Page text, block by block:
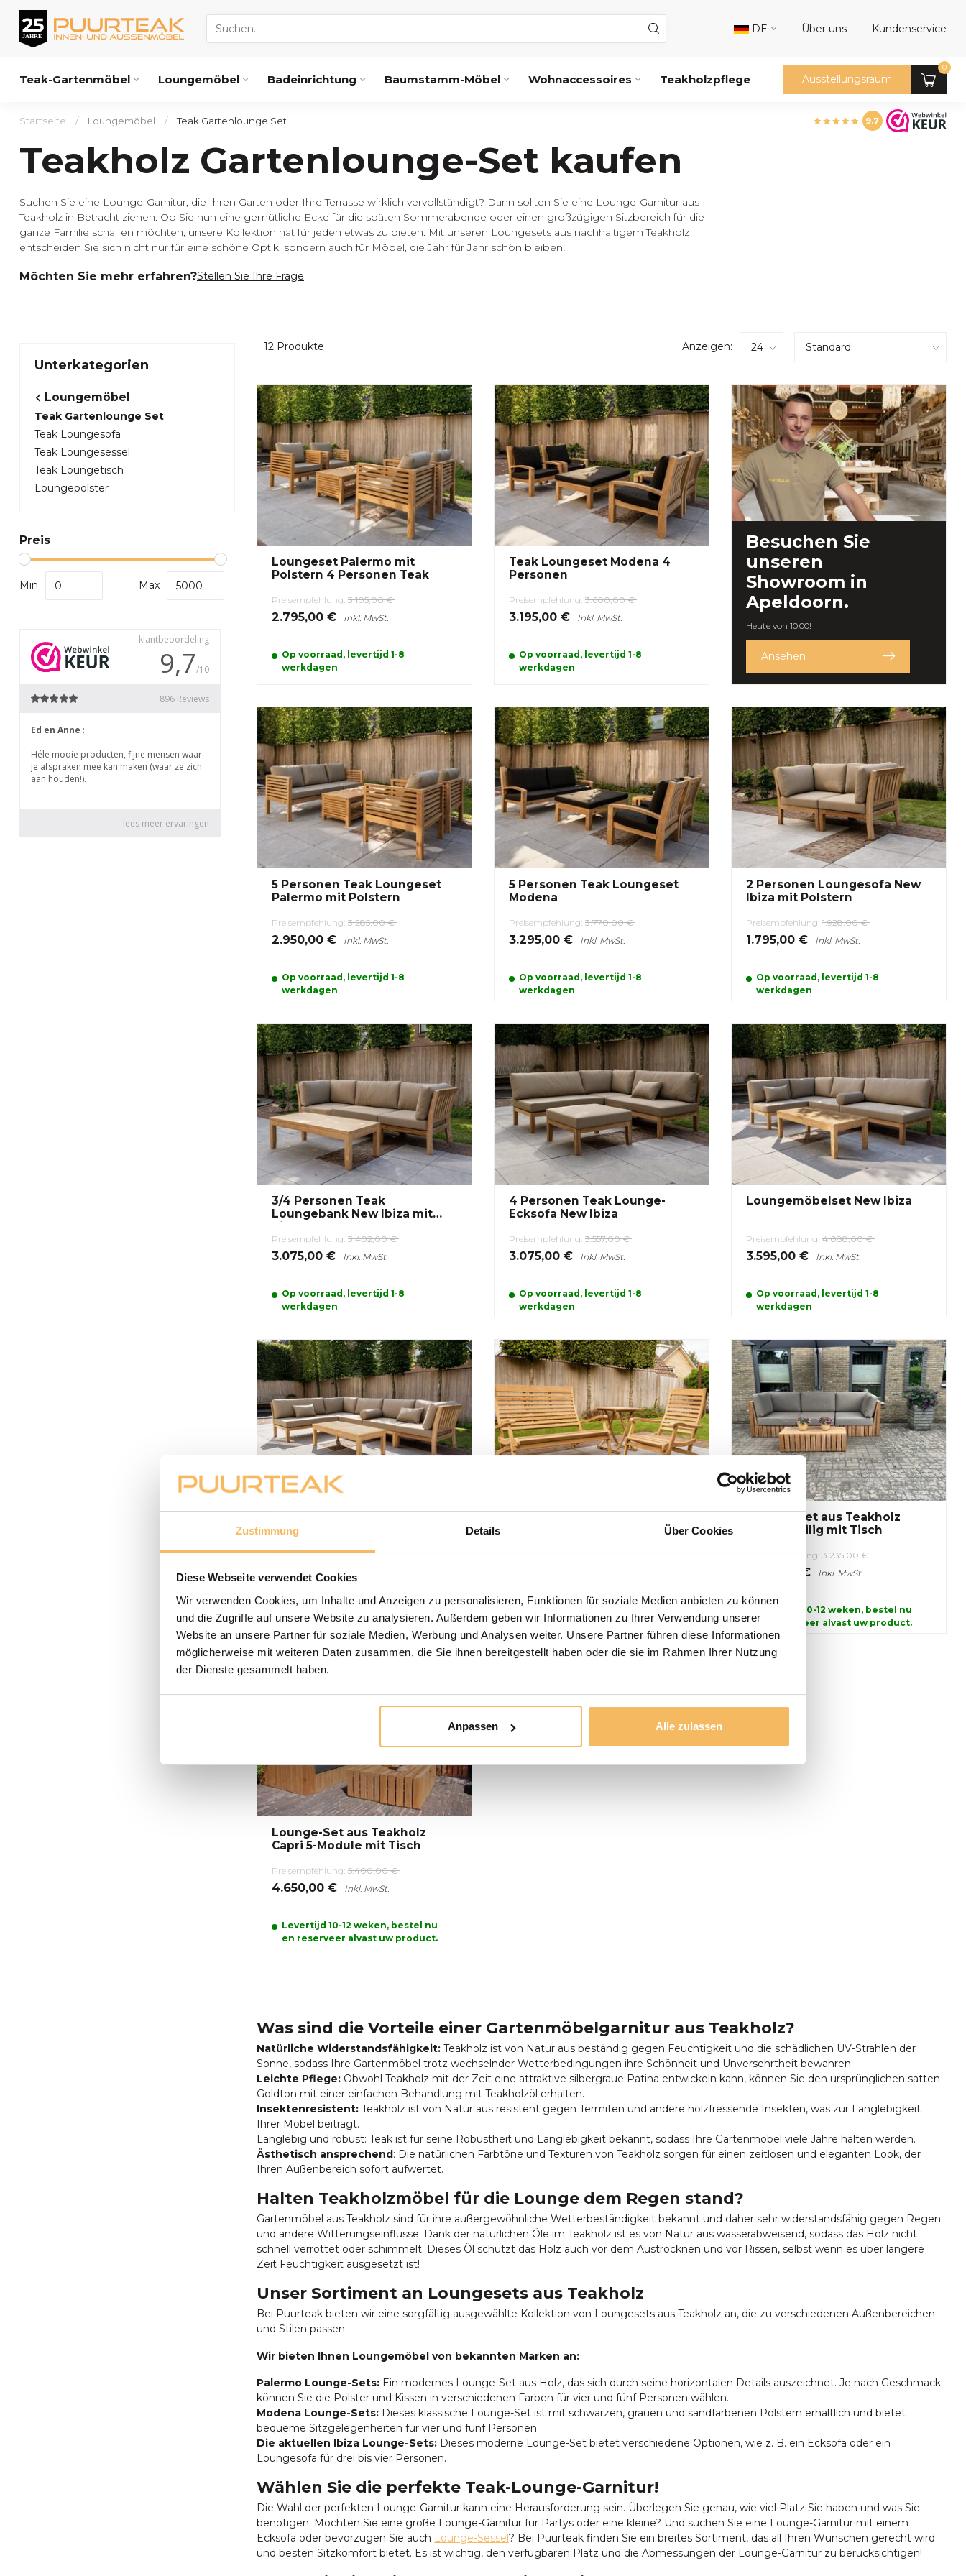
Zustimmung Details Über Cookies
Diese Webseite verwendet Cookies
Wir verwenden Cookies, um Inhalte und Anzeigen zu personalisieren, Funktionen für soziale Medien anbieten zu können
und die Zugriffe auf unsere Website zu analysieren. Außerdem geben wir Informationen zu Ihrer Verwendung unserer
Website an unsere Partner für soziale Medien, Werbung und Analysen weiter. Unsere Partner führen diese Informationen
möglicherweise mit weiteren Daten zusammen, die Sie ihnen bereitgestellt haben oder die sie im Rahmen Ihrer Nutzung
der Dienste gesammelt haben.
Anpassen Alle zulassen
DE Über uns Kundenservice
Teak-Gartenmöbel Loungemöbel Badeinrichtung Baumstamm-Möbel Wohnaccessoires Teakholzpflege Ausstellungsraum
0
Startseite / Loungemöbel / Teak Gartenlounge Set 9.7
Teakholz Gartenlounge-Set kaufen
Suchen Sie eine Lounge-Garnitur, die Ihren Garten oder Ihre Terrasse wirklich vervollständigt? Dann sollten Sie eine Lounge-Garnitur aus
Teakholz in Betracht ziehen. Ob Sie nun eine gemütliche Ecke für die späten Sommerabende oder einen großzügigen Sitzbereich für die
ganze Familie schaffen möchten, unsere Kollektion hat für jeden etwas zu bieten. Mit unseren Loungesets aus nachhaltigem Teakholz
entscheiden Sie sich nicht nur für eine schöne Optik, sondern auch für Möbel, die Jahr für Jahr schön bleiben!
Möchten Sie mehr erfahren?Stellen Sie Ihre Frage
Unterkategorien
Loungemöbel
Teak Gartenlounge Set
Teak Loungesofa
Teak Loungesessel
Teak Loungetisch
Loungepolster
Preis
Min Max
12 Produkte Anzeigen:
Loungeset Palermo mit
Polstern 4 Personen Teak
Preisempfehlung: 3.105,00 €
2.795,00 € Inkl. MwSt.
Op voorraad, levertijd 1-8
werkdagen
Teak Loungeset Modena 4
Personen
Preisempfehlung: 3.600,00 €
3.195,00 € Inkl. MwSt.
Op voorraad, levertijd 1-8
werkdagen
Besuchen Sie
unseren
Showroom in
Apeldoorn.
Heute von 10:00!
Ansehen
5 Personen Teak Loungeset
Palermo mit Polstern
Preisempfehlung: 3.285,00 €
2.950,00 € Inkl. MwSt.
Op voorraad, levertijd 1-8
werkdagen
5 Personen Teak Loungeset
Modena
Preisempfehlung: 3.770,00 €
3.295,00 € Inkl. MwSt.
Op voorraad, levertijd 1-8
werkdagen
2 Personen Loungesofa New
Ibiza mit Polstern
Preisempfehlung: 1.928,00 €
1.795,00 € Inkl. MwSt.
Op voorraad, levertijd 1-8
werkdagen
3/4 Personen Teak
Loungebank New Ibiza mit
Tisch
Preisempfehlung: 3.402,00 €
3.075,00 € Inkl. MwSt.
Op voorraad, levertijd 1-8
werkdagen
4 Personen Teak Lounge-
Ecksofa New Ibiza
Preisempfehlung: 3.557,00 €
3.075,00 € Inkl. MwSt.
Op voorraad, levertijd 1-8
werkdagen
Loungemöbelset New Ibiza
Preisempfehlung: 4.088,00 €
3.595,00 € Inkl. MwSt.
Op voorraad, levertijd 1-8
werkdagen
Ecksofa New Ibiza
Preisempfehlung: 5.052,00 €
4.295,00 € Inkl. MwSt.
Op voorraad, levertijd 1-8
werkdagen
Preisempfehlung: 825,00 €
Op voorraad, levertijd 1-8
werkdagen
Lounge-Set aus Teakholz
Capri 3-teilig mit Tisch
Preisempfehlung: 3.235,00 €
2.850,00 € Inkl. MwSt.
Levertijd 10-12 weken, bestel nu
en reserveer alvast uw product.
Lounge-Set aus Teakholz
Capri 5-Module mit Tisch
Preisempfehlung: 5.400,00 €
4.650,00 € Inkl. MwSt.
Levertijd 10-12 weken, bestel nu
en reserveer alvast uw product.
Was sind die Vorteile einer Gartenmöbelgarnitur aus Teakholz?
Natürliche Widerstandsfähigkeit: Teakholz ist von Natur aus beständig gegen Feuchtigkeit und die schädlichen UV-Strahlen der
Sonne, sodass Ihre Gartenmöbel trotz wechselnder Wetterbedingungen ihre Schönheit und Unversehrtheit bewahren.
Leichte Pflege: Obwohl Teakholz mit der Zeit eine attraktive silbergraue Patina entwickeln kann, können Sie den ursprünglichen satten
Goldton mit einer einfachen Behandlung mit Teakholzöl erhalten.
Insektenresistent: Teakholz ist von Natur aus resistent gegen Termiten und andere holzfressende Insekten, was zur Langlebigkeit
Ihrer Möbel beiträgt.
Langlebig und robust: Teak ist für seine Robustheit und Langlebigkeit bekannt, sodass Ihre Gartenmöbel viele Jahre halten werden.
Ästhetisch ansprechend: Die natürlichen Farbtöne und Texturen von Teakholz sorgen für einen zeitlosen und eleganten Look, der
Ihren Außenbereich sofort aufwertet.
Halten Teakholzmöbel für die Lounge dem Regen stand?
Gartenmöbel aus Teakholz sind für ihre außergewöhnliche Wetterbeständigkeit bekannt und daher sehr widerstandsfähig gegen Regen
und andere Witterungseinflüsse. Dank der natürlichen Öle im Teakholz ist es von Natur aus wasserabweisend, sodass das Holz nicht
schnell verrottet oder schimmelt. Dieses Öl schützt das Holz auch vor dem Austrocknen und vor Rissen, selbst wenn es über längere
Zeit Feuchtigkeit ausgesetzt ist!
Unser Sortiment an Loungesets aus Teakholz
Bei Puurteak bieten wir eine sorgfältig ausgewählte Kollektion von Loungesets aus Teakholz an, die zu verschiedenen Außenbereichen
und Stilen passen.
Wir bieten Ihnen Loungemöbel von bekannten Marken an:
Palermo Lounge-Sets: Ein modernes Lounge-Set aus Holz, das sich durch seine horizontalen Details auszeichnet. Je nach Geschmack
können Sie die Polster und Kissen in verschiedenen Farben für vier und fünf Personen wählen.
Modena Lounge-Sets: Dieses klassische Lounge-Set ist mit schwarzen, grauen und sandfarbenen Polstern erhältlich und bietet
bequeme Sitzgelegenheiten für vier und fünf Personen.
Die aktuellen Ibiza Lounge-Sets: Dieses moderne Lounge-Set bietet verschiedene Optionen, wie z. B. ein Ecksofa oder ein
Loungesofa für drei bis vier Personen.
Wählen Sie die perfekte Teak-Lounge-Garnitur!
Die Wahl der perfekten Lounge-Garnitur kann eine Herausforderung sein. Überlegen Sie genau, wie viel Platz Sie haben und was Sie
benötigen. Möchten Sie eine große Lounge-Garnitur für Partys oder eine kleine? Und suchen Sie eine Lounge-Garnitur mit einem
Ecksofa oder bevorzugen Sie auch Lounge-Sessel? Bei Puurteak finden Sie ein breites Sortiment, das all Ihren Wünschen gerecht wird
und besten Sitzkomfort bietet. Es ist wichtig, den verfügbaren Platz und die Abmessungen der Lounge-Garnitur zu berücksichtigen!